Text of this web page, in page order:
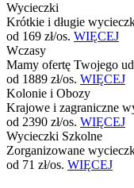
Wycieczki
Krótkie i długie
od 169 zł/os. WIĘCEJ
Wczasy
Mamy ofertę Twojego
od 1889 zł/os. WIĘCEJ
Kolonie i Obozy
Krajowe i zagraniczne
od 2390 zł/os. WIĘCEJ
Wycieczki Szkolne
Zorganizowane
od 71 zł/os. WIĘCEJ